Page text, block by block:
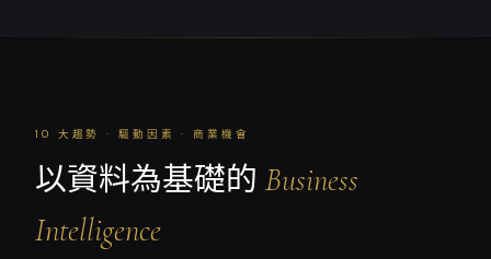
10 大趨勢 · 驅動因素 · 商業機會
以資料為基礎的 Business
Intelligence